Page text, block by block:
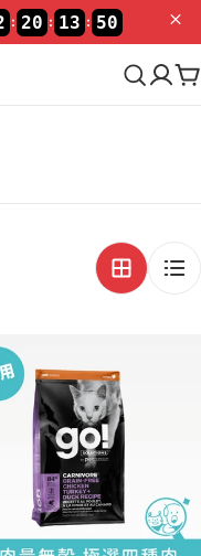
: 20 : 13 : 49
購
物